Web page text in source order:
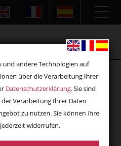
und andere Technologien auf
über die Verarbeitung Ihrer
Datenschutzerklärung. Sie sind
Verarbeitung Ihrer Daten
zu nutzen. Sie können Ihre
widerrufen.